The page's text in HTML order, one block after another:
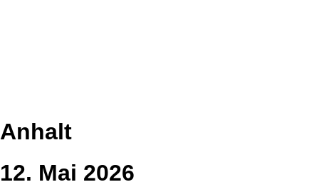
Anhalt
12. Mai 2026